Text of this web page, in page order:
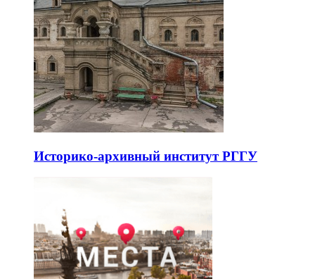
Историко-архивный институт РГГУ